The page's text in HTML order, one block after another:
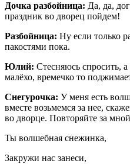
Дочка разбойница: Да, да,
праздник во дворец пойдем!
Разбойница: Ну если только
пакостями пока.
Юлий: Стесняюсь спросить,
малёхо, времечко то
Снегурочка: У меня есть
вместе возьмемся за нее,
во дворце. Повторяйте за
Ты волшебная снежинка,
Закружи нас занеси,